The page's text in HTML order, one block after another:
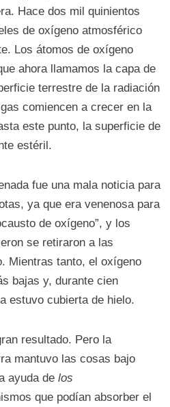
Hace dos mil quinientos
de oxígeno atmosférico
Los átomos de oxígeno
ahora llamamos la capa de
terrestre de la radiación
comiencen a crecer en la
este punto, la superficie de
estéril.
fue una mala noticia para
ya que era venenosa para
de oxígeno”, y los
se retiraron a las
Mientras tanto, el oxígeno
bajas y, durante cien
estuvo cubierta de hielo.
resultado. Pero la
mantuvo las cosas bajo
ayuda delos
que podían absorber el